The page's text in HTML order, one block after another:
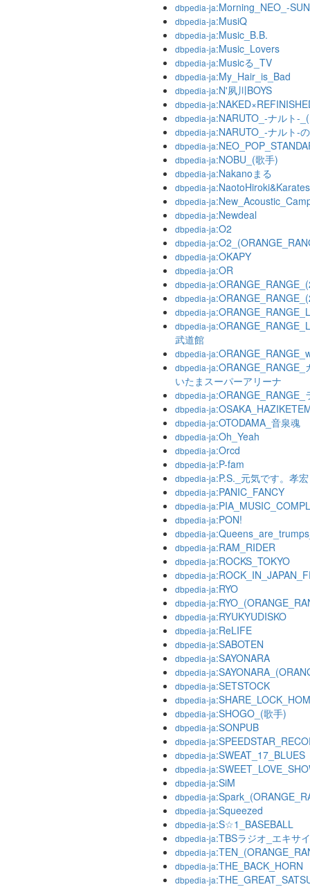
dbpedia-ja:Morning_NEO_-
dbpedia-ja:MusiQ
dbpedia-ja:Music_B.B.
dbpedia-ja:Music_Lovers
dbpedia-ja:Musicる_TV
dbpedia-ja:My_Hair_is_Bad
dbpedia-ja:N'夙川BOYS
dbpedia-ja
dbpedia-ja:NARUTO_-ナルト-
dbpedia-ja:NARUTO_-ナルト-
dbpedia-ja
dbpedia-ja:NOBU_(歌手)
dbpedia-ja:Nakanoまる
dbpedia-ja
dbpedia-ja
dbpedia-ja:Newdeal
dbpedia-ja:O2
dbpedia-ja
dbpedia-ja:OKAPY
dbpedia-ja:OR
dbpedia-ja
dbpedia-ja
dbpedia-ja
dbpedia-ja
武道館
dbpedia-ja
dbpedia-ja
いたまスーパーアリーナ
dbpedia-ja
dbpedia-ja
dbpedia-ja:OTODAMA_音泉魂
dbpedia-ja:Oh_Yeah
dbpedia-ja:Orcd
dbpedia-ja:P-fam
dbpedia-ja:P.S._元気です。孝宏
dbpedia-ja:PANIC_FANCY
dbpedia-ja
dbpedia-ja:PON!
dbpedia-ja
dbpedia-ja:RAM_RIDER
dbpedia-ja:ROCKS_TOKYO
dbpedia-ja
dbpedia-ja:RYO
dbpedia-ja
dbpedia-ja:RYUKYUDISKO
dbpedia-ja:ReLIFE
dbpedia-ja:SABOTEN
dbpedia-ja:SAYONARA
dbpedia-ja
dbpedia-ja:SETSTOCK
dbpedia-ja
dbpedia-ja:SHOGO_(歌手)
dbpedia-ja:SONPUB
dbpedia-ja
dbpedia-ja:SWEAT_17_BLUES
dbpedia-ja
dbpedia-ja:SiM
dbpedia-ja
dbpedia-ja:Squeezed
dbpedia-ja:S☆1_BASEBALL
dbpedia-ja:TBSラジオ_エキサ
dbpedia-ja
dbpedia-ja:THE_BACK_HORN
dbpedia-ja